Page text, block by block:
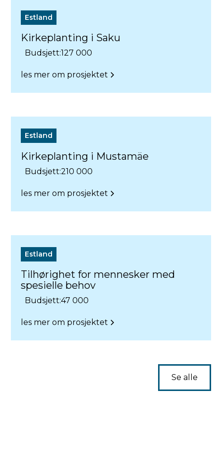
Estland
Kirkeplanting i Saku
Budsjett:127 000
les mer om prosjektet
Estland
Kirkeplanting i Mustamäe
Budsjett:210 000
les mer om prosjektet
Estland
Tilhørighet for mennesker med
spesielle behov
Budsjett:47 000
les mer om prosjektet
Se alle